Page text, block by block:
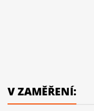
V ZAMĚŘENÍ: